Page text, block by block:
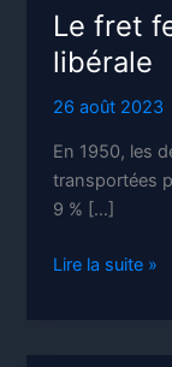
Le fret
libérale
26 août 2023
En 1950, les
transportées
9 % […]
Le
Lire la suite »